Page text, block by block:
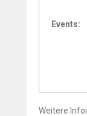
Events:
Weitere